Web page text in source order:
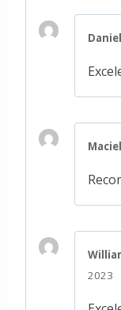
Daniel
Maciel
2023